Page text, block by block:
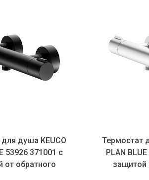
Термостат для душа KEUCO
PLAN BLUE 53926 171001 с
защитой от обратного